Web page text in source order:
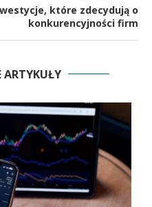
które zdecydują o
konkurencyjności firm
ARTYKUŁY